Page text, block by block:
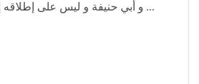
و أبي حنيفة و ليس على إطلاقه إذ المجسم كافر و إن …